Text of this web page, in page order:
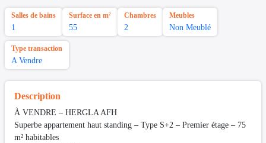
Salles de bains
1
Surface en m²
55
Chambres
2
Meubles
Non Meublé
Type transaction
A Vendre
Description
À VENDRE – HERGLA AFH
Superbe appartement haut standing – Type S+2 – Premier étage – 75
m² habitables